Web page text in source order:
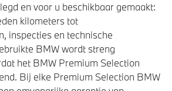
en voor u beschikbaar gemaakt:
kilometers tot
inspecties en technische
BMW wordt streng
het BMW Premium Selection
Bij elke Premium Selection BMW